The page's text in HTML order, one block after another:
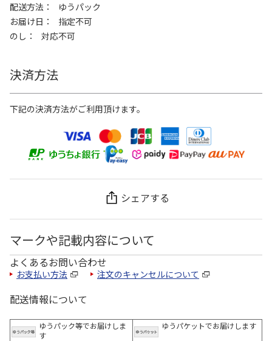
配送方法
ゆうパック
お届け日
指定不可
のし
対応不可
決済方法
下記の決済方法がご利用頂けます。
シェアする
マークや記載内容について
よくあるお問い合わせ
お支払い方法 注文のキャンセルについて
配送情報について
ゆうパック等でお届けしま
す
ゆうパケットでお届けします